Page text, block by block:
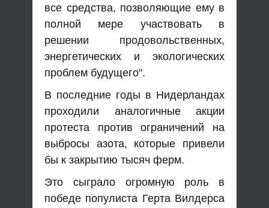
все средства, позволяющие ему в
полной мере участвовать в
решении продовольственных,
энергетических и экологических
проблем будущего".
В последние годы в Нидерландах
проходили аналогичные акции
протеста против ограничений на
выбросы азота, которые привели
бы к закрытию тысяч ферм.
Это сыграло огромную роль в
победе популиста Герта Вилдерса